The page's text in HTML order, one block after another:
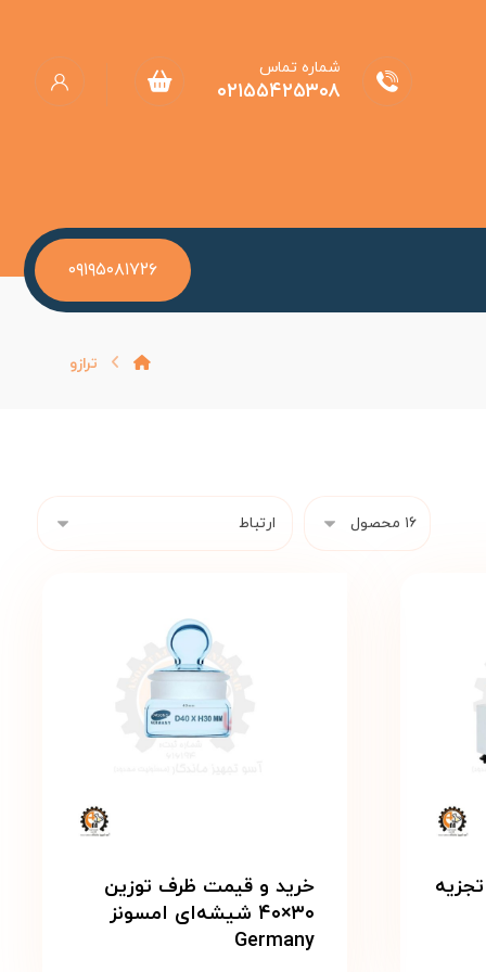
شماره تماس
۰۲۱۵۵۴۲۵۳۰۸
۰۹۱۹۵۰۸۱۷۲۶
ترازو
خرید و قیمت ظرف توزین
۳۰×۴۰ شیشه‌ای امسونز
Germany